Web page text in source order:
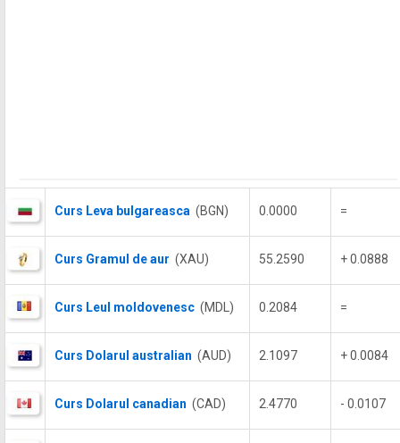
Curs Leva bulgareasca (BGN) 0.0000 =
Curs Gramul de aur (XAU) 55.2590 + 0.0888
Curs Leul moldovenesc (MDL) 0.2084 =
Curs Dolarul australian (AUD) 2.1097 + 0.0084
Curs Dolarul canadian (CAD) 2.4770 - 0.0107